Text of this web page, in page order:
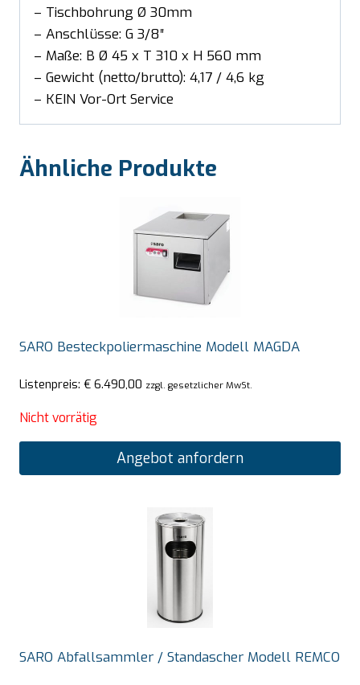
– Tischbohrung Ø 30mm
– Anschlüsse: G 3/8″
– Maße: B Ø 45 x T 310 x H 560 mm
– Gewicht (netto/brutto): 4,17 / 4,6 kg
– KEIN Vor-Ort Service
Ähnliche Produkte
SARO Besteckpoliermaschine Modell MAGDA
Listenpreis: € 6.490,00 zzgl. gesetzlicher MwSt.
Nicht vorrätig
Angebot anfordern
SARO Abfallsammler / Standascher Modell REMCO